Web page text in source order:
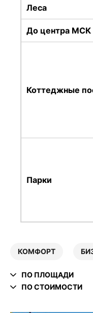
Леса
До центра МСК
Коттеджные
Парки
КОМФОРТ
ПО ПЛОЩАДИ
ПО СТОИМОСТИ